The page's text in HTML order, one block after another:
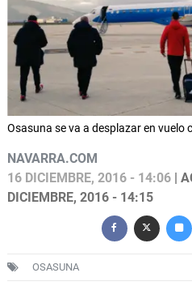
Osasuna se va a desplazar en vuelo
NAVARRA.COM
16 DICIEMBRE, 2016 - 14:06 |
DICIEMBRE, 2016 - 14:15
OSASUNA